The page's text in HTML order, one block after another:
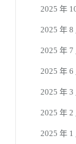
2025 年
2025 年 8
2025 年 7
2025 年 6
2025 年 3
2025 年 2
2025 年 1